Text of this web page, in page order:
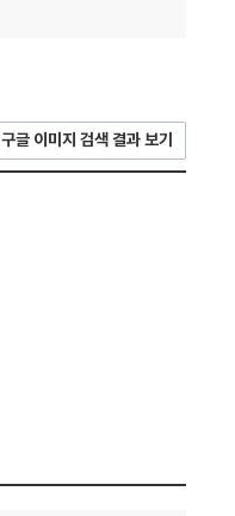
구글 이미지 검색 결과 보기